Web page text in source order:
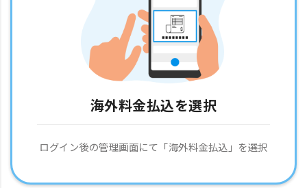
海外料金払込を選択
ログイン後の管理画面にて「海外料金払込」を選択